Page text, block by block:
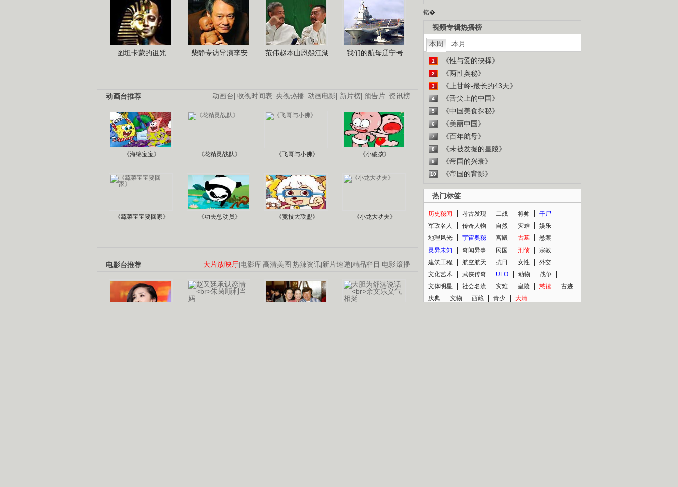
图坦卡蒙的诅咒 柴静专访导演李安 范伟赵本山恩怨江湖 我们的航母辽宁号
动画台| 收视时间表| 央视热播| 动画电影| 新片榜| 预告片| 资讯榜
动画台推荐
《海绵宝宝》 《花精灵战队》 《飞哥与小佛》 《小破孩》
《蔬菜宝宝要回家》 《功夫总动员》 《竞技大联盟》 《小龙大功夫》
大片放映厅|电影库|高清美图 |热辣资讯|新片速递|精品栏目 |电影滚播
电影台推荐
锘�
视频专辑热播榜
本周 本月
1 《性与爱的抉择》
2 《两性奥秘》
3 《上甘岭-最长的43天》
4 《舌尖上的中国》
5 《中国美食探秘》
6 《美丽中国》
7 《百年航母》
8 《未被发掘的皇陵》
9 《帝国的兴衰》
10 《帝国的背影》
热门标签
历史秘闻 考古发现 二战 将帅
干尸
军政名人
传奇人物 自然 灾难
娱乐
地理风光
宇宙奥秘 宫殿 古墓
悬案
灵异未知
奇闻异事 民国 刑侦
宗教
建筑工程
航空航天 抗日 女性
外交
文化艺术
武侠传奇 UFO 动物
战争
文体明星
社会名流 灾难 皇陵 慈禧
古迹
庆典
文物 西藏 青少 大清